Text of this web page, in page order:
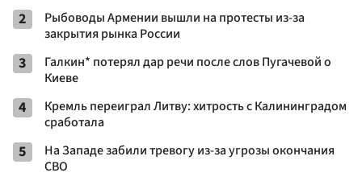
2
Рыбоводы Армении вышли на протесты из-за
закрытия рынка России
3
Галкин* потерял дар речи после слов Пугачевой о
Киеве
4
Кремль переиграл Литву: хитрость с Калининградом
сработала
5
На Западе забили тревогу из-за угрозы окончания
СВО